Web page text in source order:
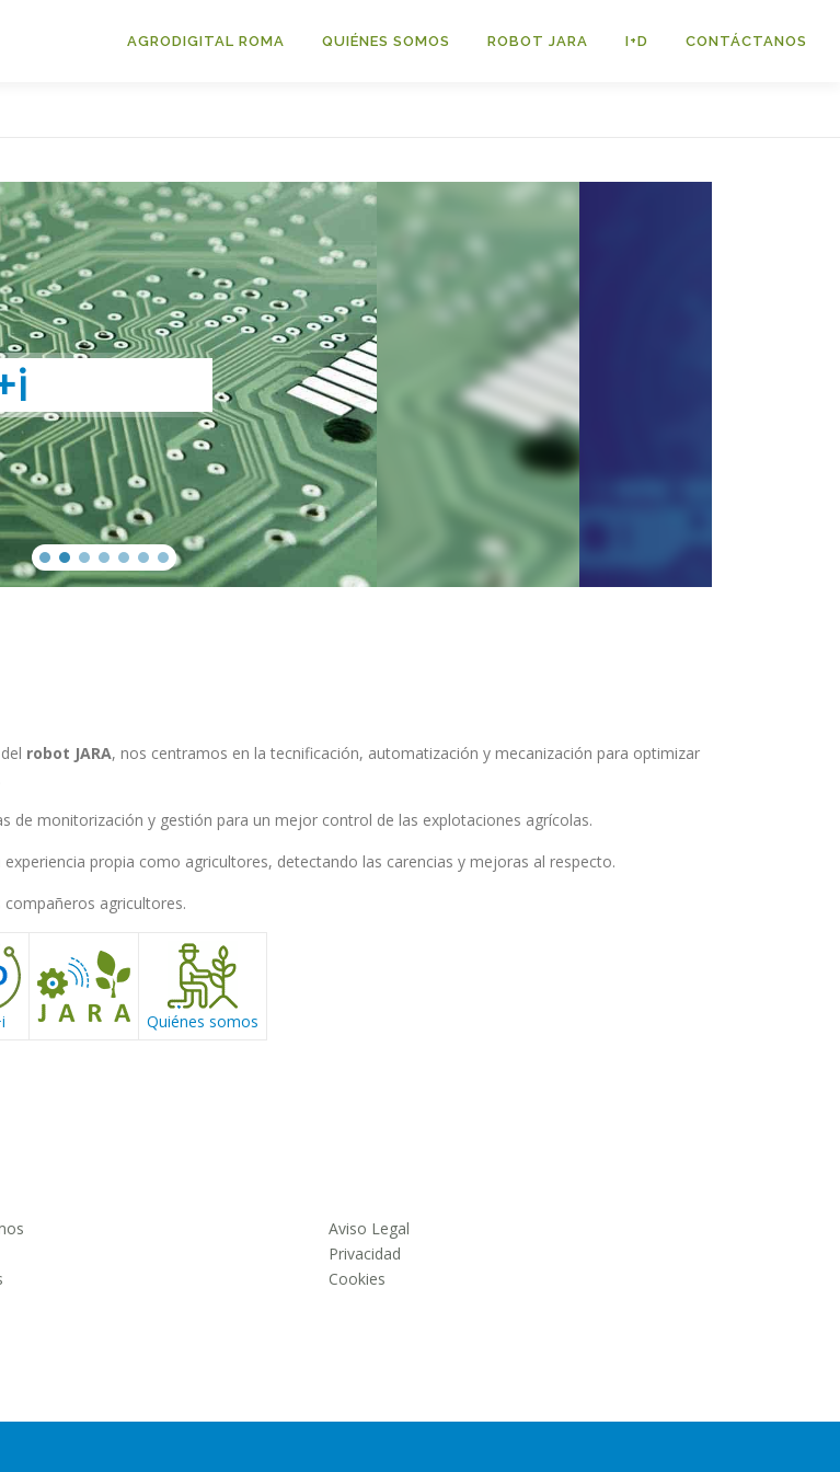
AGRODIGITAL ROMA QUIÉNES SOMOS ROBOT JARA I+D CONTÁCTANOS
robot JARA, nos centramos en la tecnificación, automatización y mecanización para optimizar
de monitorización y gestión para un mejor control de las explotaciones agrícolas.
experiencia propia como agricultores, detectando las carencias y mejoras al respecto.
agricultores.
Quiénes somos
Aviso Legal
Privacidad
Cookies